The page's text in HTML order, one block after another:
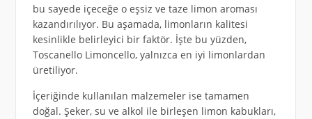
bu sayede içeceğe o eşsiz ve taze limon aroması
kazandırılıyor. Bu aşamada, limonların kalitesi
kesinlikle belirleyici bir faktör. İşte bu yüzden,
Toscanello Limoncello, yalnızca en iyi limonlardan
üretiliyor.
İçeriğinde kullanılan malzemeler ise tamamen
doğal. Şeker, su ve alkol ile birleşen limon kabukları,